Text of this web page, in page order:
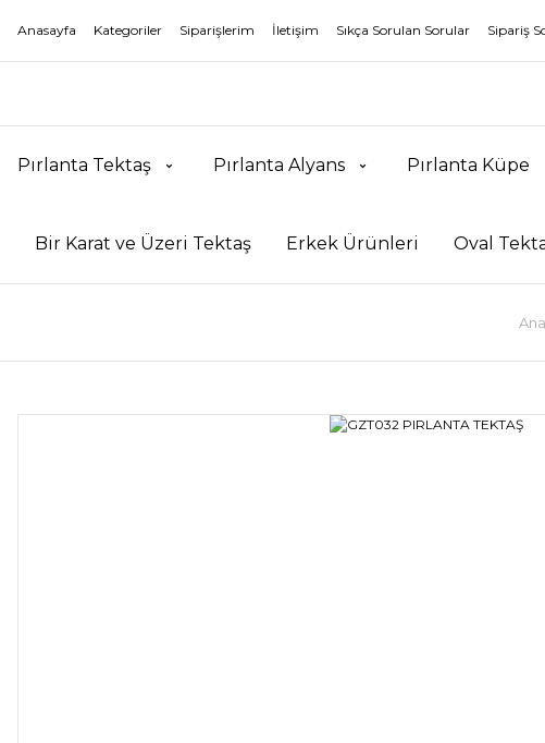
Anasayfa Kategoriler Siparişlerim İletişim Sıkça Sorulan Sorular Sipariş
Pırlanta Tektaş Pırlanta Alyans Pırlanta Küpe
Bir Karat ve Üzeri Tektaş Erkek Ürünleri Oval